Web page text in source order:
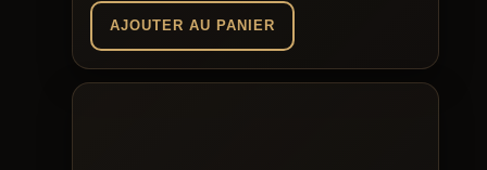
AJOUTER AU PANIER